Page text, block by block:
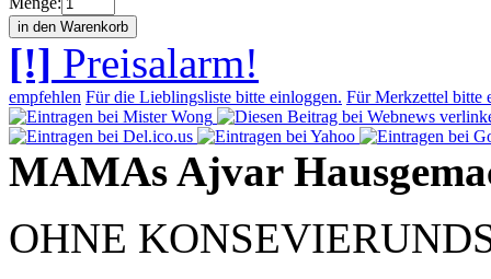
[!] Preisalarm!
empfehlen Für die Lieblingsliste bitte einloggen. Für Merkzettel bitte
MAMAs Ajvar
OHNE